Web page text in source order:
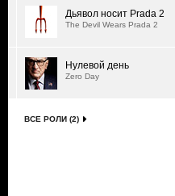
Дьявол носит Prada 2
The Devil Wears Prada 2
Нулевой день
Zero Day
ВСЕ РОЛИ (2)